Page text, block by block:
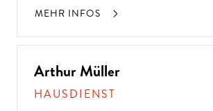
MEHR INFOS
Arthur Müller
HAUSDIENST